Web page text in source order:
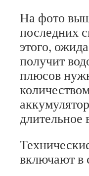
На фото
последних
этого,
получит
плюсов
длительное
включают в